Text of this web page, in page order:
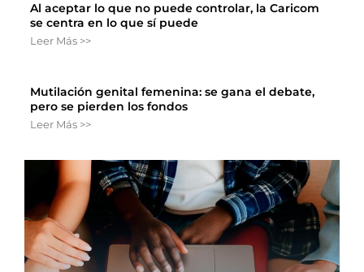
Al aceptar lo que no puede controlar, la Caricom
se centra en lo que sí puede
Leer Más >>
Mutilación genital femenina: se gana el debate,
pero se pierden los fondos
Leer Más >>